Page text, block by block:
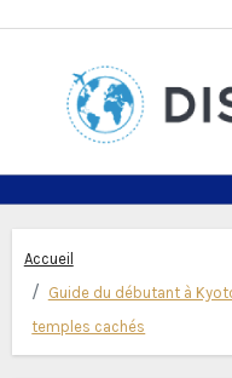
Accueil
Guide du débutant à
temples cachés